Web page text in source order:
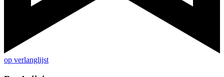
op verlanglijst